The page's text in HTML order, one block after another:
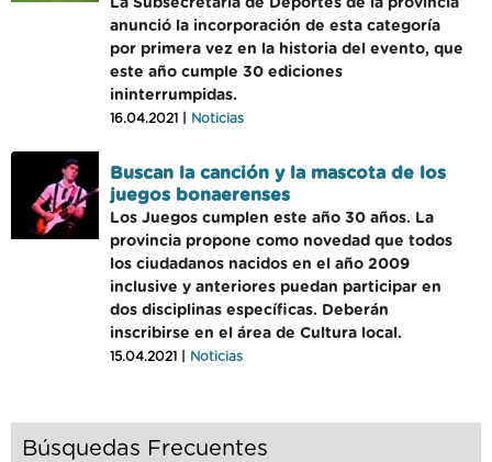
La Subsecretaría de Deportes de la provincia
anunció la incorporación de esta categoría
por primera vez en la historia del evento, que
este año cumple 30 ediciones
ininterrumpidas.
16.04.2021 | Noticias
Buscan la canción y la mascota de los
juegos bonaerenses
Los Juegos cumplen este año 30 años. La
provincia propone como novedad que todos
los ciudadanos nacidos en el año 2009
inclusive y anteriores puedan participar en
dos disciplinas específicas. Deberán
inscribirse en el área de Cultura local.
15.04.2021 | Noticias
Búsquedas Frecuentes